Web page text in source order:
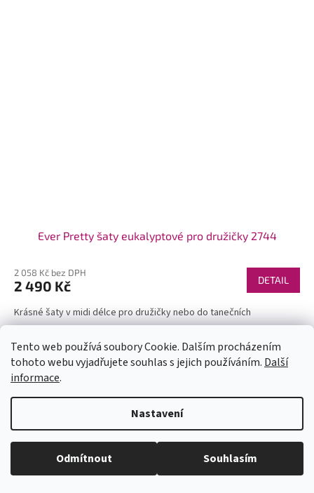
Tento web používá soubory Cookie. Dalším procházením
tohoto webu vyjadřujete souhlas s jejich používáním. Další
informace.
Nastavení
Odmítnout Souhlasím
objednání). Velikosti neodpovídají českým, prosím měřte se. Pokud se
Vám některý model líbí a chtěli byste ho v jiné barvě, tak stačí do
vyhledávání zadat číslo modelu(třeba 1960) a všechny dostupné barvy
se Vám zobrazí. Pas je nejuzší místo na šatech (většinou cca 6cm pod
Ever Pretty šaty eukalyptové pro družičky 2744
2 058 Kč bez DPH
2 490 Kč DETAIL
Krásné šaty v midi délce pro družičky nebo do tanečních
Novinka